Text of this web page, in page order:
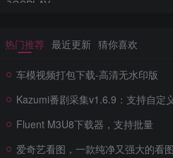
热门推荐 最近更新 猜你喜欢
车模视频打包下载-高清无水印版
Kazumi番剧采集v1.6.9：支持自定义规则+在线观看+弹幕，跨平
Fluent M3U8下载器，支持批量
爱奇艺看图，一款纯净又强大的看